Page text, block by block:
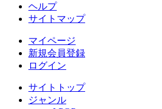
ヘルプ
サイトマップ
マイページ
新規会員登録
ログイン
サイトトップ
ジャンル